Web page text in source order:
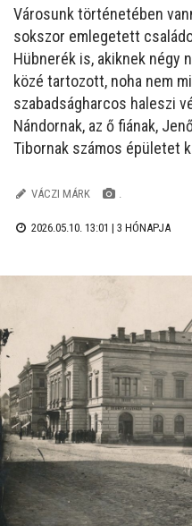
Városunk történetében
sokszor emlegetett
Hübnerék is, akiknek négy
közé tartozott, noha nem
szabadságharcos haleszi
Nándornak, az ő fiának,
Tibornak számos épületet
VÁCZI MÁRK .
2026.05.10. 13:01 | 3 HÓNAPJA